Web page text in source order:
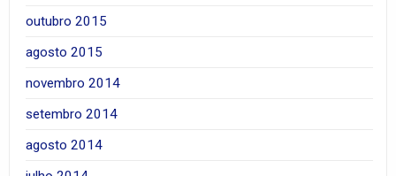
outubro 2015
agosto 2015
novembro 2014
setembro 2014
agosto 2014